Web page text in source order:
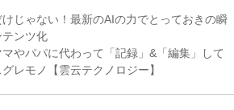
けじゃない！最新のAIの力でとっておきの瞬
ンツ化
やパパに代わって「記録」&「編集」して
グレモノ【雲云テクノロジー】